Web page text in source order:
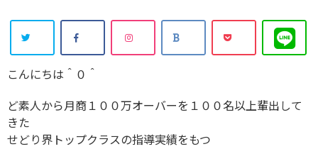
こんにちは＾０＾
ど素人から月商１００万オーバーを１００名以上輩出して
きた
せどり界トップクラスの指導実績をもつ